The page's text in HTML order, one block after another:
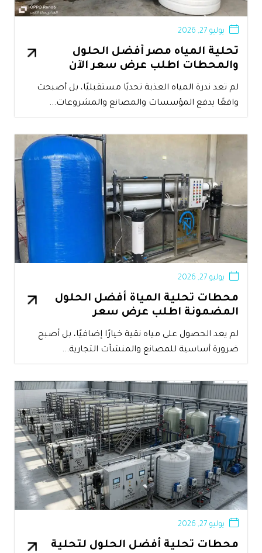
تحلية المياه مصر أفضل الحلول
والمحطات اطلب عرض سعر الآن
يوليو 27, 2026
لم تعد ندرة المياه العذبة تحديًا مستقبليًا، بل أصبحت
واقعًا يدفع المؤسسات والمصانع والمشروعات...
محطات تحلية المياة أفضل الحلول
المضمونة اطلب عرض سعر
يوليو 27, 2026
لم يعد الحصول على مياه نقية خيارًا إضافيًا، بل أصبح
ضرورة أساسية للمصانع والمنشآت التجارية...
محطات تحلية أفضل الحلول لتحلية
يوليو 27, 2026